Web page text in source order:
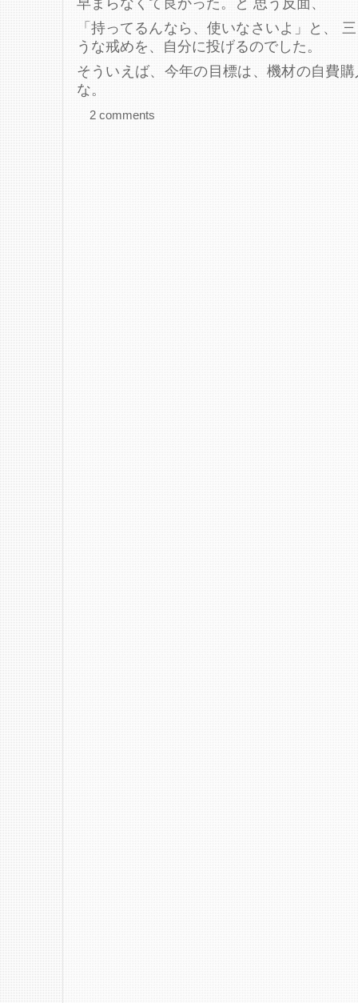
早まらなくて良かった。と 思う反面、
「持ってるんなら、使いなさいよ」と、
うな戒めを、自分に投げるのでした。
そういえば、今年の目標は、機材の自費
な。
2 comments